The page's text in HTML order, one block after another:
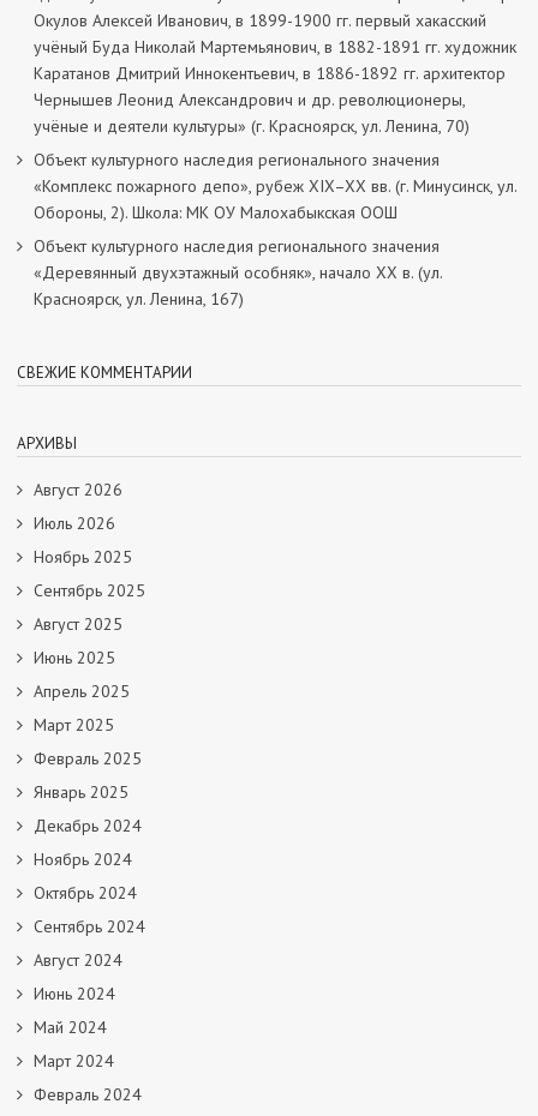
Окулов Алексей Иванович, в 1899-1900 гг. первый хакасский
учёный Буда Николай Мартемьянович, в 1882-1891 гг. художник
Каратанов Дмитрий Иннокентьевич, в 1886-1892 гг. архитектор
Чернышев Леонид Александрович и др. революционеры,
учёные и деятели культуры» (г. Красноярск, ул. Ленина, 70)
Объект культурного наследия регионального значения
«Комплекс пожарного депо», рубеж XIX–XX вв. (г. Минусинск, ул.
Обороны, 2). Школа: МК ОУ Малохабыкская ООШ
Объект культурного наследия регионального значения
«Деревянный двухэтажный особняк», начало ХХ в. (ул.
Красноярск, ул. Ленина, 167)
СВЕЖИЕ КОММЕНТАРИИ
АРХИВЫ
Август 2026
Июль 2026
Ноябрь 2025
Сентябрь 2025
Август 2025
Июнь 2025
Апрель 2025
Март 2025
Февраль 2025
Январь 2025
Декабрь 2024
Ноябрь 2024
Октябрь 2024
Сентябрь 2024
Август 2024
Июнь 2024
Май 2024
Март 2024
Февраль 2024